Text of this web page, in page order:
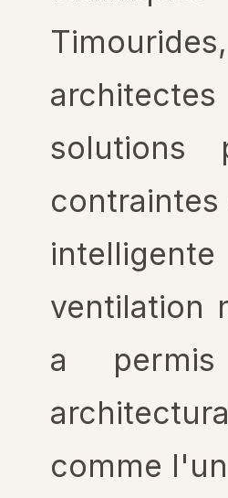
solutions
ventilation
a
comme